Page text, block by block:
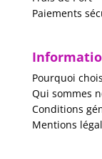
Paiements
Pourquoi
Qui sommes
Conditions
Mentions